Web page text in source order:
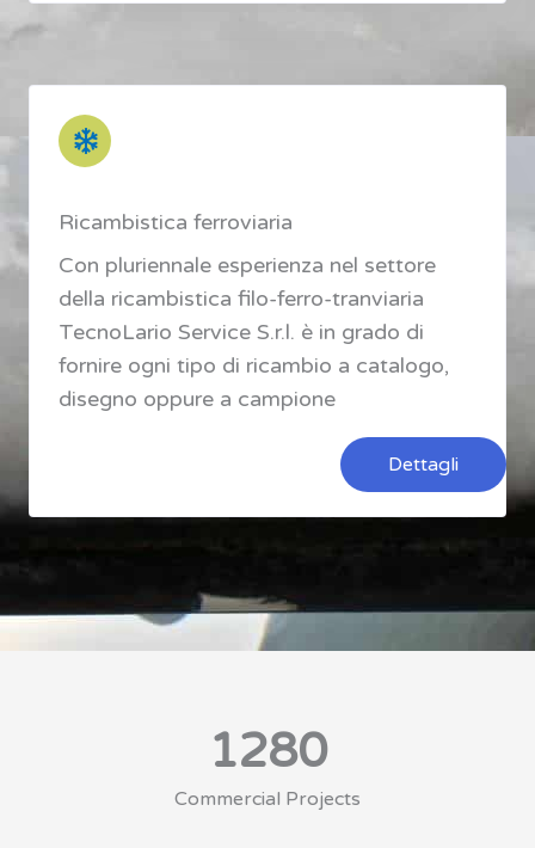
Ricambistica ferroviaria
Con pluriennale esperienza nel settore
della ricambistica filo-ferro-tranviaria
TecnoLario Service S.r.l. è in grado di
fornire ogni tipo di ricambio a catalogo,
disegno oppure a campione
Dettagli
1280
Commercial Projects